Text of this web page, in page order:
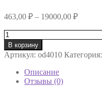
463,00 ₽ – 19000,00 ₽
Количество
товара
Доска
обрезная
сухая
40х100х6000
В корзину
Артикул: od4010 Категория:
Описание
Отзывы (0)